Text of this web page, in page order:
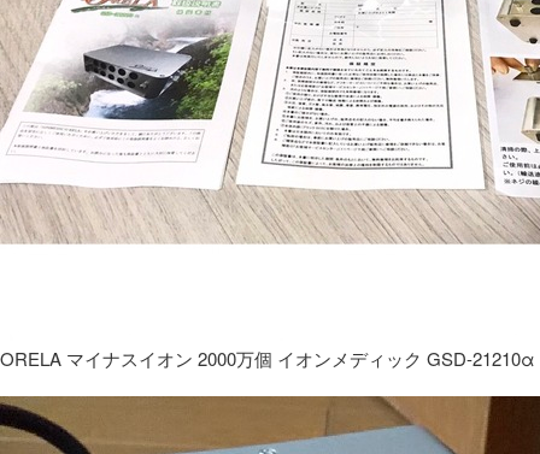
ORELA マイナスイオン 2000万個 イオンメディック GSD-21210α